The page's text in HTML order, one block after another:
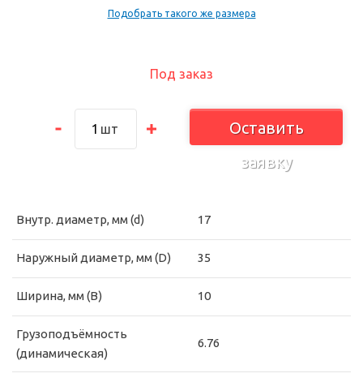
Под заказ
шт
Оставить
заявку
Подобрать такого же размера
Внутр. диаметр, мм (d) 17
Наружный диаметр, мм (D) 35
Ширина, мм (B) 10
Грузоподъёмность
(динамическая)
6.76